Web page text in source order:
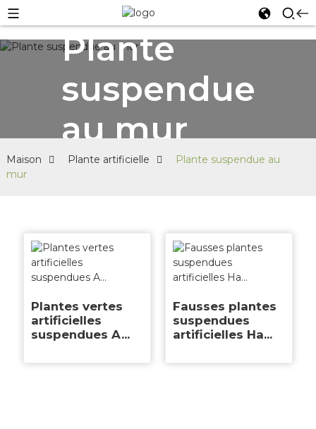
Plante
suspendue
au mur
Maison Plante artificielle
Plante suspendue au
mur
Plantes vertes
artificielles
suspendues A...
Fausses plantes
suspendues
artificielles Ha...